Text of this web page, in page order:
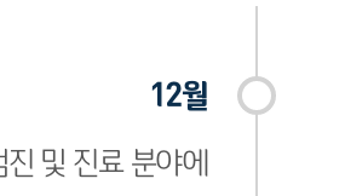
12월
진 및 진료 분야에